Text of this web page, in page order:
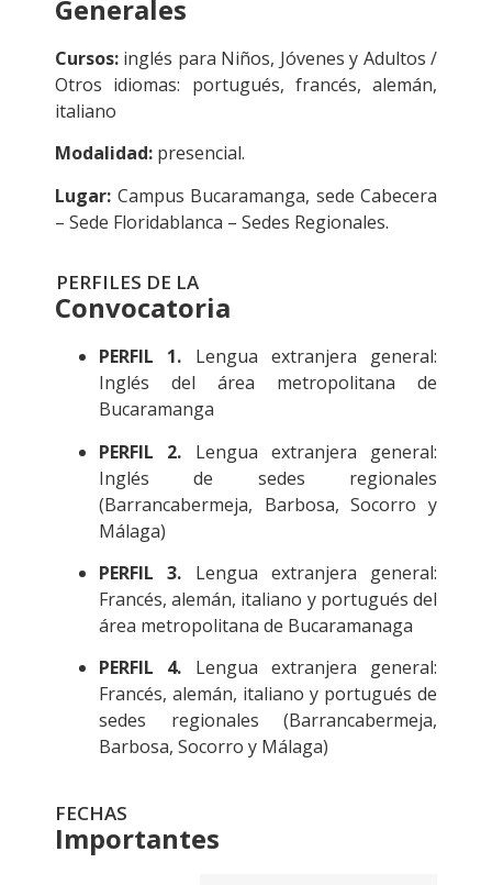
Generales
Cursos: inglés para Niños, Jóvenes y Adultos /
Otros idiomas: portugués, francés, alemán,
italiano
Modalidad: presencial.
Lugar: Campus Bucaramanga, sede Cabecera
– Sede Floridablanca – Sedes Regionales.
PERFILES DE LA
Convocatoria
PERFIL 1. Lengua extranjera general:
Inglés del área metropolitana de
Bucaramanga
PERFIL 2. Lengua extranjera general:
Inglés de sedes regionales
(Barrancabermeja, Barbosa, Socorro y
Málaga)
PERFIL 3. Lengua extranjera general:
Francés, alemán, italiano y portugués del
área metropolitana de Bucaramanaga
PERFIL 4. Lengua extranjera general:
Francés, alemán, italiano y portugués de
sedes regionales (Barrancabermeja,
Barbosa, Socorro y Málaga)
FECHAS
Importantes